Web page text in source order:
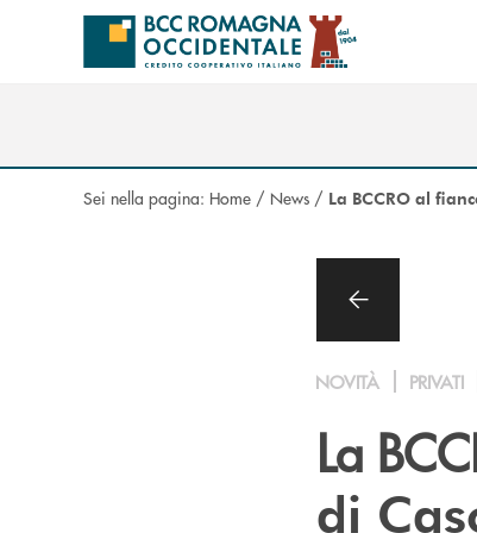
Salta al contenuto principale
Sei nella pagina: Home / News / La BCCRO al
NOVITÀ PRIVATI
La
di